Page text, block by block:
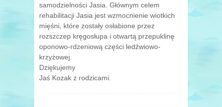
samodzielności Jasia. Głównym celem
rehabilitacji Jasia jest wzmocnienie wiotkich
mięśni, które zostały osłabione przez
rozszczep kręgosłupa i otwartą przepuklinę
oponowo-rdzeniową części ledźwiowo-
krzyżowej.
Dziękujemy
Jaś Kozak z rodzicami.